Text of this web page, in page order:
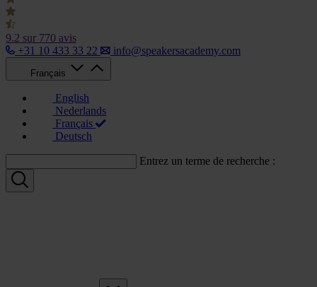
9.2 sur 770 avis
+31 10 433 33 22
info@speakersacademy.com
Français
English
Nederlands
Français
Deutsch
Entrez un terme de recherche :